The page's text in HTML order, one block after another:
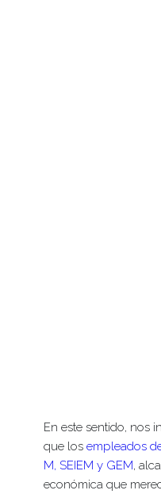
En este sentido, nos
que los empleados
M, SEIEM y GEM,
económica que